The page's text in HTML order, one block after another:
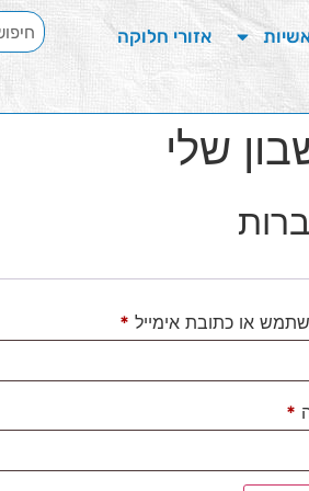
אזורי חלוקה
שלי
או כתובת אימייל *
*